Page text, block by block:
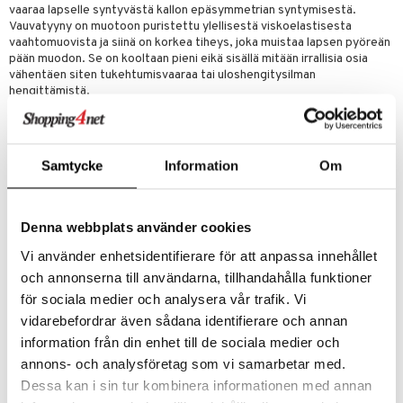
Samtycke Information Om
Denna webbplats använder cookies
Vi använder enhetsidentifierare för att anpassa innehållet
och annonserna till användarna, tillhandahålla funktioner
för sociala medier och analysera vår trafik. Vi
vidarebefordrar även sådana identifierare och annan
information från din enhet till de sociala medier och
annons- och analysföretag som vi samarbetar med.
Dessa kan i sin tur kombinera informationen med annan
vaaraa lapselle syntyvästä kallon epäsymmetrian syntymisestä.
Vauvatyyny on muotoon puristettu ylellisestä viskoelastisesta
vaahtomuovista ja siinä on korkea tiheys, joka muistaa lapsen pyöreän
pään muodon. Se on kooltaan pieni eikä sisällä mitään irrallisia osia
vähentäen siten tukehtumisvaaraa tai uloshengitysilman
hengittämistä.
Tyynyn keskiosan alennettu osuus ja 2-3 cm:n korkuiset matalat reuna
mahdollistavat lapsen pään vapaan liikuttamisen ja pitävät niskan
kehittymistä.
CandideAirPanda Vauvatyynyä on edullista käyttää lapsen maatessa
paikoillaan vauvaistuimessa tai autoistuimessa, jossa on kevyt
kallistus.
Koko tyyny on helppo pestävä 30 asteen konepesuohjelmalla.
Mitat: 19x21x3 cm.
Suositellaan syntymästä 6 kuukauden ikään saakka.
Tuotenumero